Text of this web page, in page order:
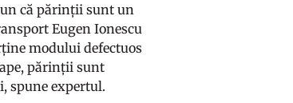
că părinții sunt un
Eugen Ionescu
modului defectuos
părinții sunt
spune expertul.